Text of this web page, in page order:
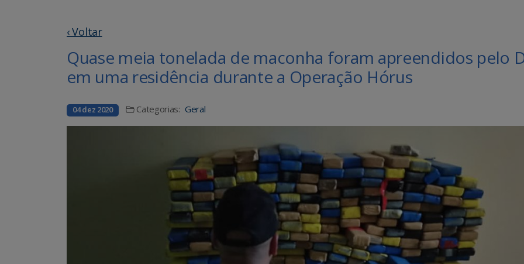
‹ Voltar
Quase meia tonelada de maconha foram apreendidos pelo
em uma residência durante a Operação Hórus
04 dez 2020 Categorias: Geral